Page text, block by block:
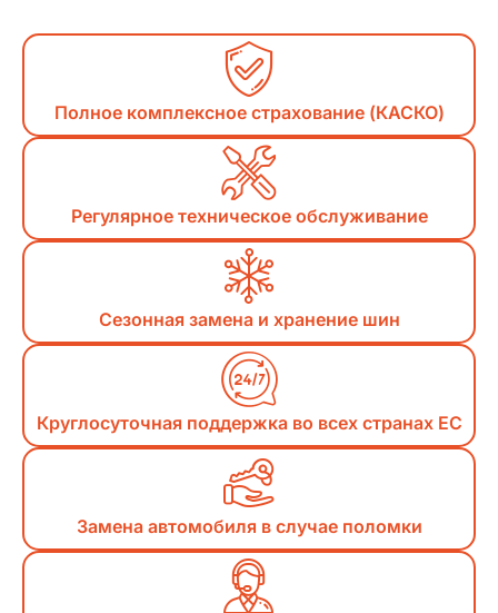
Полное комплексное страхование (КАСКО)
Регулярное техническое обслуживание
Сезонная замена и хранение шин
Круглосуточная поддержка во всех странах ЕС
Замена автомобиля в случае поломки